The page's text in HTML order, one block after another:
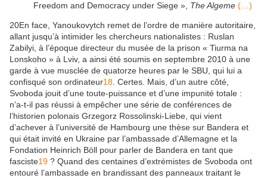
Freedom and Democracy under Siege », The Algeme (…)
20En face, Yanoukovytch remet de l’ordre de manière autoritaire,
allant jusqu’à intimider les chercheurs nationalistes : Ruslan
Zabilyi, à l’époque directeur du musée de la prison « Tiurma na
Lonskoho » à Lviv, a ainsi été soumis en septembre 2010 à une
garde à vue musclée de quatorze heures par le SBU, qui lui a
confisqué son ordinateur18. Certes. Mais, d’un autre côté,
Svoboda jouit d’une toute-puissance et d’une impunité totale :
n’a-t-il pas réussi à empêcher une série de conférences de
l’historien polonais Grzegorz Rossolinski-Liebe, qui vient
d’achever à l’université de Hambourg une thèse sur Bandera et
qui était invité en Ukraine par l’ambassade d’Allemagne et la
Fondation Heinrich Böll pour parler de Bandera en tant que
fasciste19 ? Quand des centaines d’extrémistes de Svoboda ont
entouré l’ambassade en brandissant des panneaux traitant le